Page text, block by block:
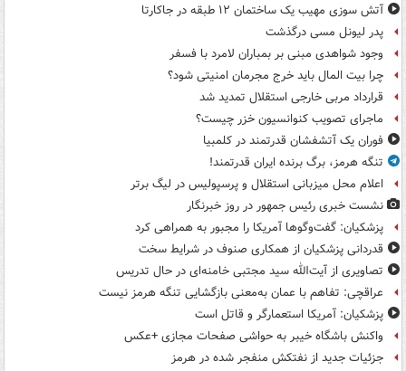
آتش سوزی مهیب یک ساختمان ۱۲ طبقه در جاکارتا
پدر لیونل مسی درگذشت
وجود شواهدی مبنی بر بمباران لامرد با فسفر
چرا بیت المال باید خرج مجرمان امنیتی شود؟
قرارداد مربی خارجی استقلال تمدید شد
ماجرای تصویب کنوانسیون خزر چیست؟
فوران یک آتشفشان قدرتمند در کلمبیا
تنگه هرمز، برگ برنده ایران قدرتمند!
اعلام محل میزبانی استقلال و پرسپولیس در لیگ برتر
نشست خبری رئیس جمهور در روز خبرنگار
پزشکیان: گفت‌وگوها آمریکا را مجبور به همراهی کرد
قدردانی پزشکیان از همکاری صنوف در شرایط سخت
تصاویری از آیت‌الله سید مجتبی خامنه‌ای در حال تدریس
عراقچی: تفاهم با عمان به‌معنی بازگشایی تنگه هرمز نیست
پزشکیان: آمریکا استعمارگر و قاتل است
واکنش باشگاه خیبر به حواشی صفحات مجازی +عکس
جزئیات جدید از نفتکش منفجر شده در هرمز